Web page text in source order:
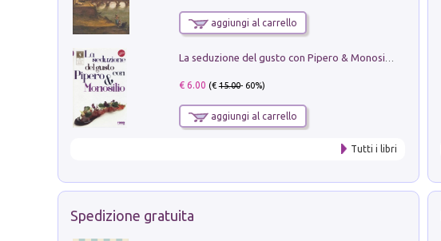
aggiungi al carrello
€ 6.00 (€15.00- 60%)
aggiungi al carrello
Tutti i libri
Spedizione gratuita